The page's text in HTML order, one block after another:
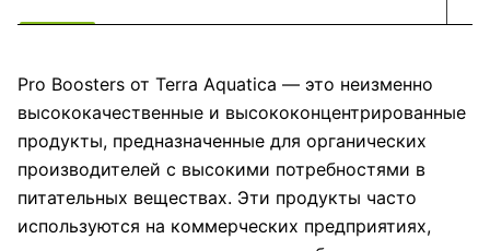
Pro Boosters от Terra Aquatica — это неизменно
высококачественные и высококонцентрированные
продукты, предназначенные для органических
производителей с высокими потребностями в
питательных веществах. Эти продукты часто
используются на коммерческих предприятиях,